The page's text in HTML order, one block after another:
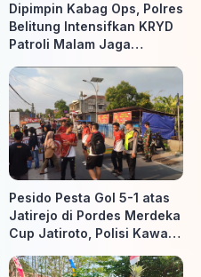
Dipimpin Kabag Ops, Polres
Belitung Intensifkan KRYD
Patroli Malam Jaga
Pesido Pesta Gol 5-1 atas
Jatirejo di Pordes Merdeka
Cup Jatiroto, Polisi Kawal